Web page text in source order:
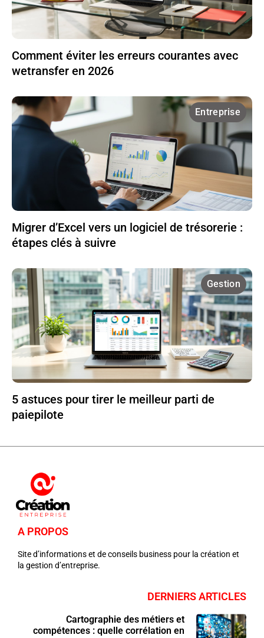
Comment éviter les erreurs courantes avec
wetransfer en 2026
Entreprise
Migrer d’Excel vers un logiciel de trésorerie :
étapes clés à suivre
Gestion
5 astuces pour tirer le meilleur parti de
paiepilote
A PROPOS
Site d’informations et de conseils business pour la création et
la gestion d’entreprise.
DERNIERS ARTICLES
Cartographie des métiers et
compétences : quelle corrélation en